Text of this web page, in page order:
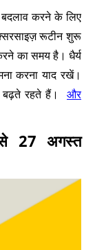
करने के लिए
रूटीन शुरू
करने का समय है। धैर्य
करना याद रखें।
रहते हैं।
और
से 27 अगस्त